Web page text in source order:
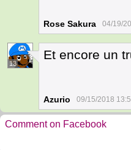
Rose Sakura 04/19/
13
Et encore un
Azurio 09/15/2018
Comment on Facebook